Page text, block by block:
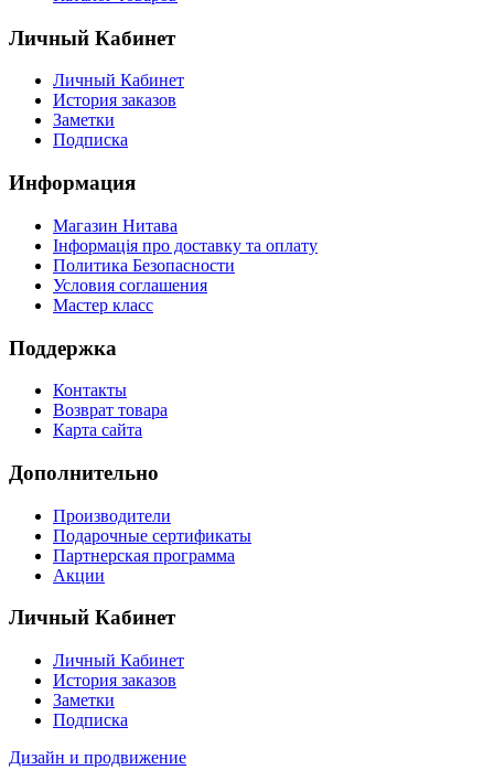
Личный Кабинет
Личный Кабинет
История заказов
Заметки
Подписка
Информация
Магазин Нитава
Інформація про доставку та оплату
Политика Безопасности
Условия соглашения
Мастер класс
Поддержка
Контакты
Возврат товара
Карта сайта
Дополнительно
Производители
Подарочные сертификаты
Партнерская программа
Акции
Личный Кабинет
Личный Кабинет
История заказов
Заметки
Подписка
Дизайн и продвижение